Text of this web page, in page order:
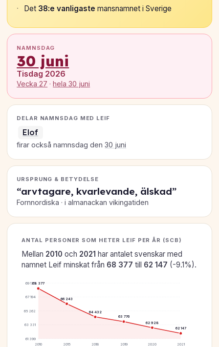
Det 38:e vanligaste mansnamnet i Sverige
NAMNSDAG
30 juni
Tisdag 2026
Vecka 27 ·hela 30 juni
DELAR NAMNSDAG MED LEIF
Elof
firar också namnsdag den30 juni
URSPRUNG & BETYDELSE
“arvtagare, kvarlevande, älskad”
Fornnordiska · i almanackan vikingatiden
ANTAL PERSONER SOM HETER LEIF PER ÅR (SCB)
Mellan 2010 och 2021 har antalet svenskar med
namnet Leif minskat från 68 377 till 62 147 (-9.1%).
61 399
63 331
65 262
67 194
69 12568 377
2010
66 243
2015
64 432
2018
63 776
2019
62 928
2020
62 147
2021